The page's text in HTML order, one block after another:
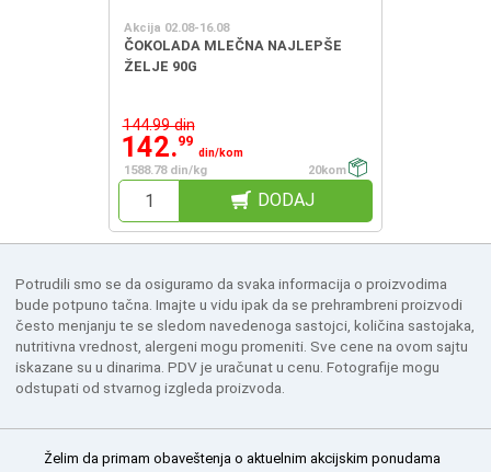
Akcija 02.08-16.08
ČOKOLADA MLEČNA NAJLEPŠE
ŽELJE 90G
144.99 din
142.99
din/kom
1588.78 din/kg
20kom
DODAJ
Potrudili smo se da osiguramo da svaka informacija o proizvodima
bude potpuno tačna. Imajte u vidu ipak da se prehrambreni proizvodi
često menjanju te se sledom navedenoga sastojci, količina sastojaka,
nutritivna vrednost, alergeni mogu promeniti. Sve cene na ovom sajtu
iskazane su u dinarima. PDV je uračunat u cenu. Fotografije mogu
odstupati od stvarnog izgleda proizvoda.
Želim da primam obaveštenja o aktuelnim akcijskim ponudama